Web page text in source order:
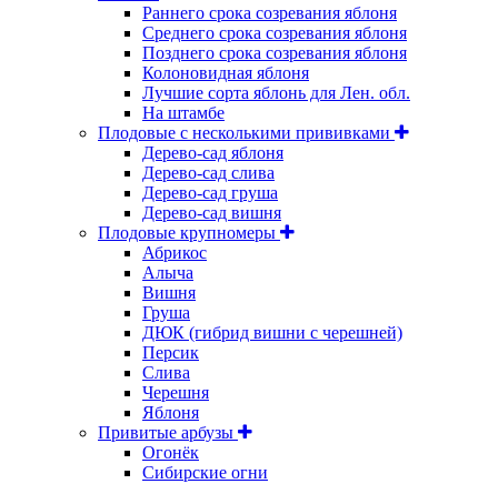
Раннего срока созревания яблоня
Среднего срока созревания яблоня
Позднего срока созревания яблоня
Колоновидная яблоня
Лучшие сорта яблонь для Лен. обл.
На штамбе
Плодовые с несколькими прививками
Дерево-сад яблоня
Дерево-сад слива
Дерево-сад груша
Дерево-сад вишня
Плодовые крупномеры
Абрикос
Алыча
Вишня
Груша
ДЮК (гибрид вишни с черешней)
Персик
Слива
Черешня
Яблоня
Привитые арбузы
Огонёк
Сибирские огни